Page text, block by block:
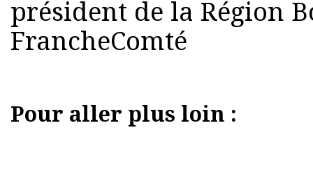
président de la Région
FrancheComté
Pour aller plus loin :